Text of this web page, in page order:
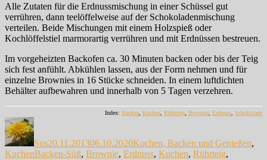
Alle Zutaten für die Erdnussmischung in einer Schüssel gut
verrühren, dann teelöffelweise auf der Schokoladenmischung
verteilen. Beide Mischungen mit einem Holzspieß oder
Kochlöffelstiel marmorartig verrühren und mit Erdnüssen bestreuen.
Im vorgeheizten Backofen ca. 30 Minuten backen oder bis der Teig
sich fest anfühlt. Abkühlen lassen, aus der Form nehmen und für
einzelne Brownies in 16 Stücke schneiden. In einem luftdichten
Behälter aufbewahren und innerhalb von 5 Tagen verzehren.
Index: Backen Kuchen Rührteig Brownie Erdnuss Schokolade
Autor
Sus20.11.201306.10.2020Kochen, Backen und Genießen,
KuchenSchlagwörter
Backen-Süß, Brownie, Erdnuss, Kuchen, Rührteig,